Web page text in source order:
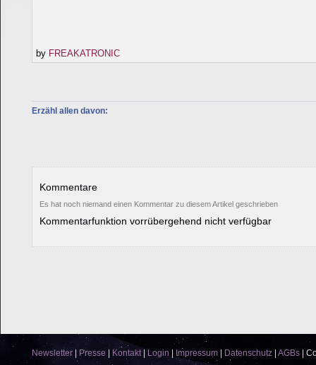
by FREAKATRONIC
Erzähl allen davon:
Kommentare
Es hat noch niemand einen Kommentar zu diesem Artikel geschrieben
Kommentarfunktion vorrübergehend nicht verfügbar
Newsletter Presse Kontakt| Login Impressum | Datenschutz AGBs |